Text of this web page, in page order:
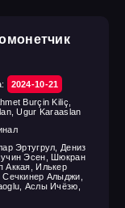
2024-10-21
Burçin Kiliç,
Ugur Karaaslan
Эртугрул, Дениз
Эсен, Шюкран
Аккая, Илькер
Алыджи,
Аслы Ичёзю,